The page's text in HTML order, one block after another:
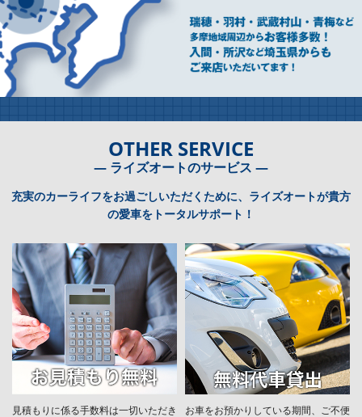
OTHER SERVICE
― ライズオートのサービス ―
充実のカーライフをお過ごしいただくために、ライズオートが貴方
の愛車をトータルサポート！
見積もりに係る手数料は一切いただき
お車をお預かりしている期間、ご不便